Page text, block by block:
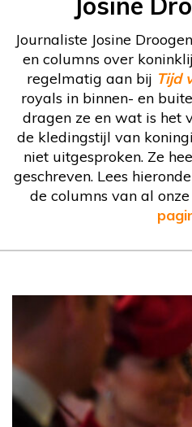
Journaliste Josine
en columns over
regelmatig aan bij Tijd
royals in binnen- en
dragen ze en wat is het
de kledingstijl van
niet uitgesproken. Ze
geschreven. Lees
de columns van al
Josine